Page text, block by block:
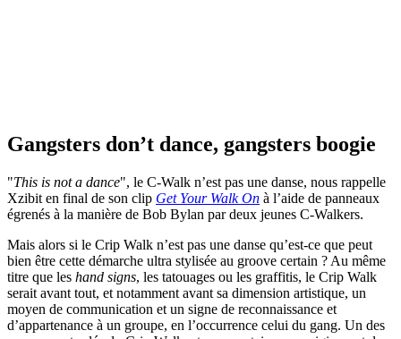
Gangsters don’t dance, gangsters boogie
"This is not a dance", le C-Walk n’est pas une danse, nous rappelle
Xzibit en final de son clip Get Your Walk On à l’aide de panneaux
égrenés à la manière de Bob Bylan par deux jeunes C-Walkers.
Mais alors si le Crip Walk n’est pas une danse qu’est-ce que peut
bien être cette démarche ultra stylisée au groove certain ? Au même
titre que les hand signs, les tatouages ou les graffitis, le Crip Walk
serait avant tout, et notamment avant sa dimension artistique, un
moyen de communication et un signe de reconnaissance et
d’appartenance à un groupe, en l’occurrence celui du gang. Un des